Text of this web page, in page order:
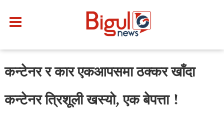
कन्टेनर र कार एकआपसमा ठक्कर खाँदा
कन्टेनर त्रिशूली खस्यो, एक बेपत्ता !